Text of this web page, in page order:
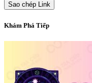
Sao chép Link
Khám Phá Tiếp